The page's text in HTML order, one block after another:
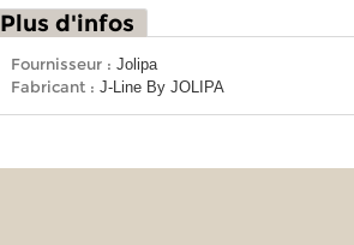
Plus d'infos
Fournisseur : Jolipa
Fabricant : J-Line By JOLIPA